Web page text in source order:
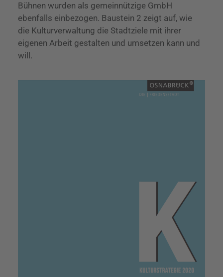
Bühnen wurden als gemeinnützige GmbH
ebenfalls einbezogen. Baustein 2 zeigt auf, wie
die Kulturverwaltung die Stadtziele mit ihrer
eigenen Arbeit gestalten und umsetzen kann und
will.